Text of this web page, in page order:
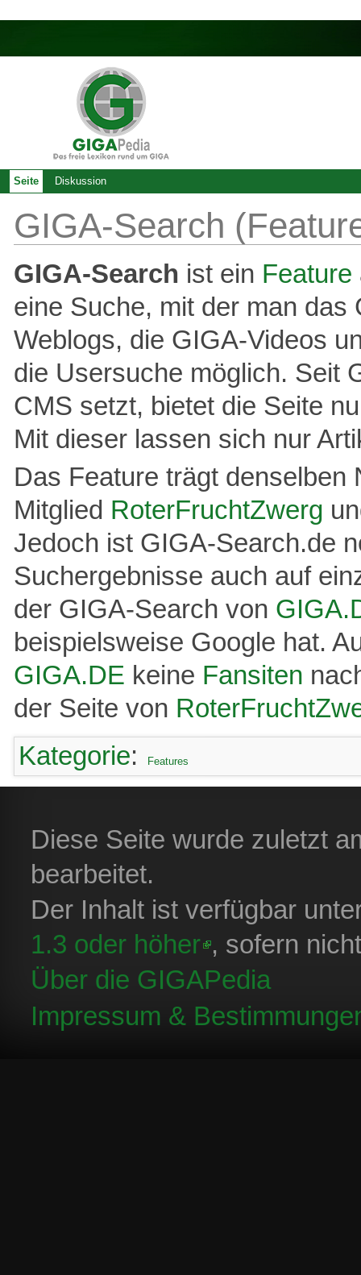
GIGA-Search
GIGA-Search ist ein Feature
eine Suche, mit der man das
Weblogs, die GIGA-Videos
die Usersuche möglich. Seit
CMS setzt, bietet die Seite
Mit dieser lassen sich nur
Das Feature trägt
Mitglied RoterFruchtZwerg
Jedoch ist GIGA-Search.de
Suchergebnisse auch auf
der GIGA-Search von
beispielsweise Google hat.
GIGA.DE keine Fansiten
der Seite von
Kategorie: Features
Seite Diskussion
Diese Seite wurde zuletzt
bearbeitet.
Der Inhalt ist verfügbar
1.3 oder höher , sofern
Über die GIGAPedia
Impressum &